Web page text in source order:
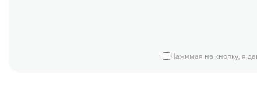
Нажимая на кнопку, я